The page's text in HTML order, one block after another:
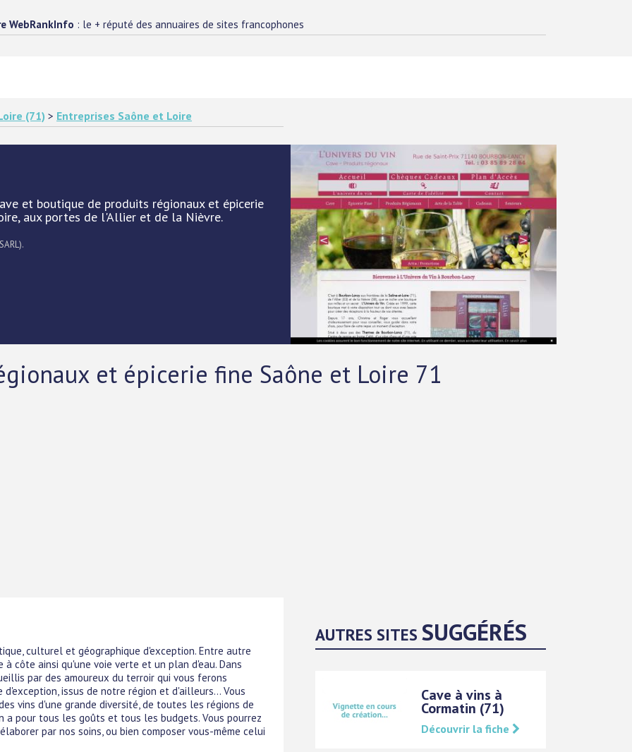
WebRankInfo : le + réputé des annuaires de sites francophones
(71) > Entreprises Saône et Loire
et boutique de produits régionaux et épicerie
aux portes de l'Allier et de la Nièvre.
et épicerie fine Saône et Loire 71
culturel et géographique d'exception. Entre autre
côte ainsi qu'une voie verte et un plan d'eau. Dans
par des amoureux du terroir qui vous ferons
issus de notre région et d'ailleurs... Vous
vins d'une grande diversité, de toutes les régions de
a pour tous les goûts et tous les budgets. Vous pourrez
par nos soins, ou bien composer vous-même celui
AUTRES SITESSUGGÉRÉS
Cave à vins à
Cormatin (71)
Découvrir la fiche